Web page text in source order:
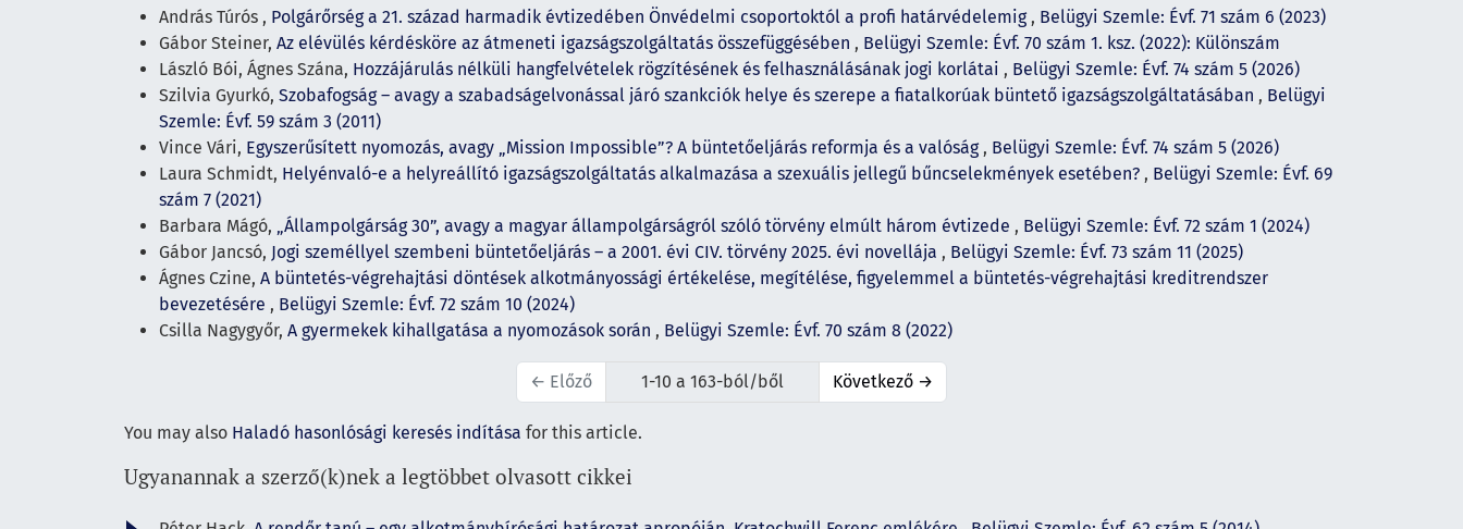
András Túrós , Polgárőrség a 21. század harmadik évtizedében Önvédelmi csoportoktól a profi határvédelemig , Belügyi Szemle: Évf. 71 szám 6 (2023)
Gábor Steiner, Az elévülés kérdésköre az átmeneti igazságszolgáltatás összefüggésében , Belügyi Szemle: Évf. 70 szám 1. ksz. (2022): Különszám
László Bói, Ágnes Szána, Hozzájárulás nélküli hangfelvételek rögzítésének és felhasználásának jogi korlátai , Belügyi Szemle: Évf. 74 szám 5 (2026)
Szilvia Gyurkó, Szobafogság – avagy a szabadságelvonással járó szankciók helye és szerepe a fiatalkorúak büntető igazságszolgáltatásában , Belügyi
Szemle: Évf. 59 szám 3 (2011)
Vince Vári, Egyszerűsített nyomozás, avagy „Mission Impossible”? A büntetőeljárás reformja és a valóság , Belügyi Szemle: Évf. 74 szám 5 (2026)
Laura Schmidt, Helyénvaló-e a helyreállító igazságszolgáltatás alkalmazása a szexuális jellegű bűncselekmények esetében? , Belügyi Szemle: Évf. 69
szám 7 (2021)
Barbara Mágó, „Állampolgárság 30”, avagy a magyar állampolgárságról szóló törvény elmúlt három évtizede , Belügyi Szemle: Évf. 72 szám 1 (2024)
Gábor Jancsó, Jogi személlyel szembeni büntetőeljárás – a 2001. évi CIV. törvény 2025. évi novellája , Belügyi Szemle: Évf. 73 szám 11 (2025)
Ágnes Czine, A büntetés-végrehajtási döntések alkotmányossági értékelése, megítélése, figyelemmel a büntetés-végrehajtási kreditrendszer
bevezetésére , Belügyi Szemle: Évf. 72 szám 10 (2024)
Csilla Nagygyőr, A gyermekek kihallgatása a nyomozások során , Belügyi Szemle: Évf. 70 szám 8 (2022)
← Előző 1-10 a 163-ból/ből Következő →
You may also Haladó hasonlósági keresés indítása for this article.
Ugyanannak a szerző(k)nek a legtöbbet olvasott cikkei